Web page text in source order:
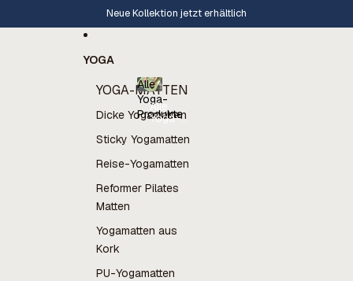
Neue Kollektion jetzt erhältlich
YOGA
YOGA-MATTEN
Dicke Yogamatten
Sticky Yogamatten
Reise-Yogamatten
Reformer Pilates
Matten
Yogamatten aus
Kork
PU-Yogamatten
Alle
Yoga-
Produkte
Alle
Yoga-